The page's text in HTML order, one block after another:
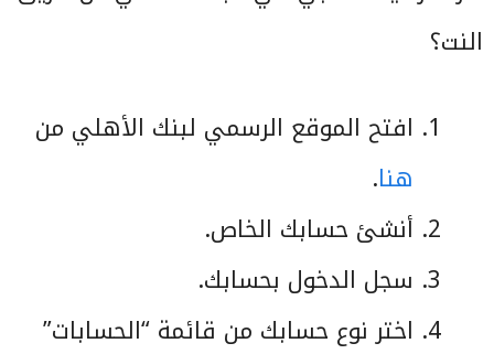
النت؟
افتح الموقع الرسمي لبنك الأهلي من
هنا.
أنشئ حسابك الخاص.
سجل الدخول بحسابك.
اختر نوع حسابك من قائمة “الحسابات”